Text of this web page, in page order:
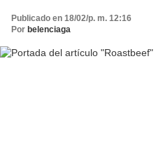
Publicado en 18/02/p. m. 12:16
Por belenciaga